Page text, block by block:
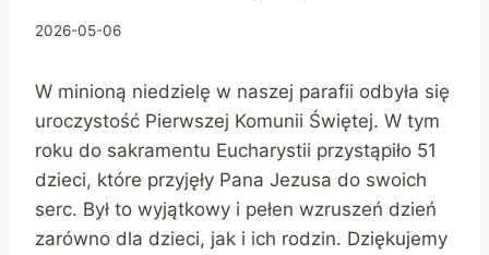
2026-05-06
W minioną niedzielę w naszej parafii odbyła się
uroczystość Pierwszej Komunii Świętej. W tym
roku do sakramentu Eucharystii przystąpiło 51
dzieci, które przyjęły Pana Jezusa do swoich
serc. Był to wyjątkowy i pełen wzruszeń dzień
zarówno dla dzieci, jak i ich rodzin. Dziękujemy